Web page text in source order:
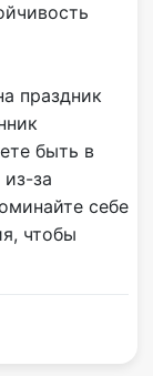
праздник
быть в
за
себе
чтобы